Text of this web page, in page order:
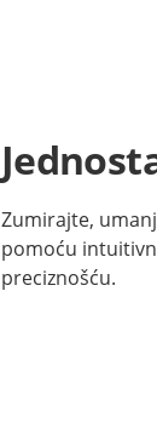
Zumirajte,
pomoću
preciznošću.